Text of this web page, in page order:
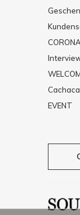
Cachaca
EVENT